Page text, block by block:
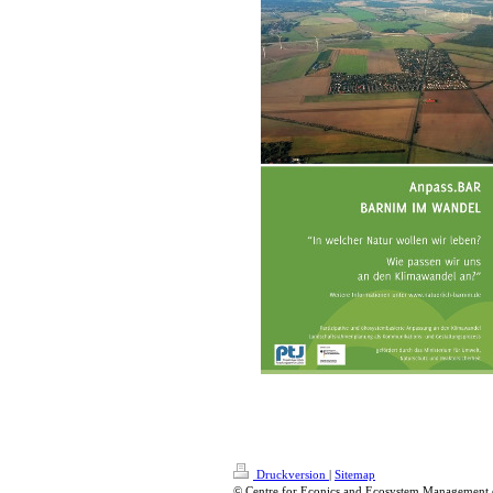
Druckversion
Sitemap